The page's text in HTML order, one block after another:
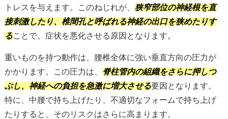
トレスを与えます。このねじれが、 狭窄部位の神経根を直
接刺激したり、椎間孔と呼ばれる神経の出口を狭めたりす
ることで、症状を悪化させる原因となります。
重いものを持つ動作は、腰椎全体に強い垂直方向の圧力が
かかります。この圧力は、 脊柱管内の組織をさらに押しつ
ぶし、神経への負担を急激に増大させる要因となります。
特に、中腰で持ち上げたり、不適切なフォームで持ち上げ
たりすると、そのリスクはさらに高まります。